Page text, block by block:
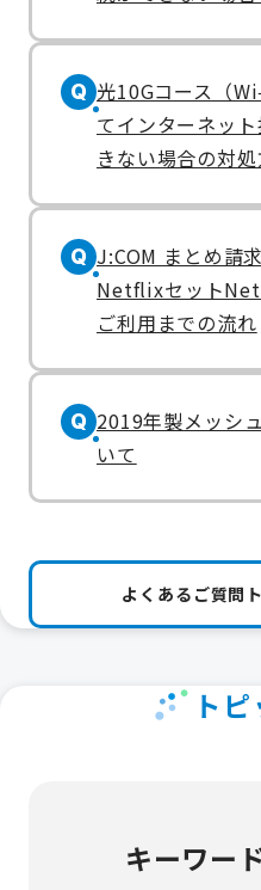
Q 光10Gコース（
てインターネッ
きない場合の対
Q J:COM まとめ請
Netflixセット
ご利用までの流れ
Q 2019年製メッシ
いて
よくあるご質問
ト
キーワー